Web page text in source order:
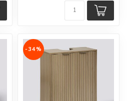
-34%